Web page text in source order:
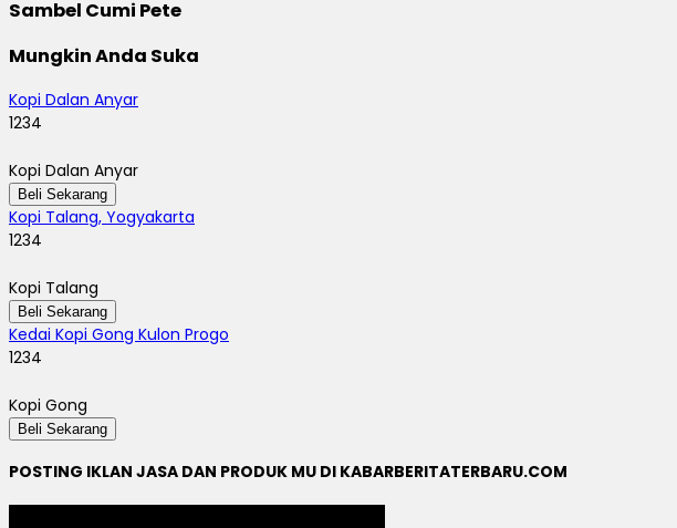
Sambel Cumi Pete
Mungkin Anda Suka
Kopi Dalan Anyar
1234
Kopi Dalan Anyar
Beli Sekarang
Kopi Talang, Yogyakarta
1234
Kopi Talang
Beli Sekarang
Kedai Kopi Gong Kulon Progo
1234
Kopi Gong
Beli Sekarang
POSTING IKLAN JASA DAN PRODUK MU DI KABARBERITATERBARU.COM